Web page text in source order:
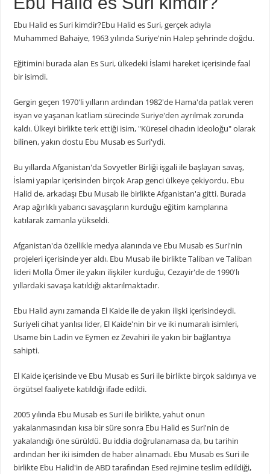
Ebu Halid es Suri kimdir?Ebu Halid es Suri, gerçek adıyla
Muhammed Bahaiye, 1963 yılında Suriye'nin Halep şehrinde doğdu.
Eğitimini burada alan Es Suri, ülkedeki İslami hareket içerisinde faal
bir isimdi.
Gergin geçen 1970'li yılların ardından 1982'de Hama'da patlak veren
isyan ve yaşanan katliam sürecinde Suriye'den ayrılmak zorunda
kaldı. Ülkeyi birlikte terk ettiği isim, "Küresel cihadın ideoloğu" olarak
bilinen, yakın dostu Ebu Musab es Suri'ydi.
Bu yıllarda Afganistan'da Sovyetler Birliği işgali ile başlayan savaş,
İslami yapılar içerisinden birçok Arap genci ülkeye çekiyordu. Ebu
Halid de, arkadaşı Ebu Musab ile birlikte Afganistan'a gitti. Burada
Arap ağırlıklı yabancı savaşçıların kurduğu eğitim kamplarına
katılarak zamanla yükseldi.
Afganistan'da özellikle medya alanında ve Ebu Musab es Suri'nin
projeleri içerisinde yer aldı. Ebu Musab ile birlikte Taliban ve Taliban
lideri Molla Ömer ile yakın ilişkiler kurduğu, Cezayir'de de 1990'lı
yıllardaki savaşa katıldığı aktarılmaktadır.
Ebu Halid aynı zamanda El Kaide ile de yakın ilişki içerisindeydi.
Suriyeli cihat yanlısı lider, El Kaide'nin bir ve iki numaralı isimleri,
Usame bin Ladin ve Eymen ez Zevahiri ile yakın bir bağlantıya
sahipti.
El Kaide içerisinde ve Ebu Musab es Suri ile birlikte birçok saldırıya ve
örgütsel faaliyete katıldığı ifade edildi.
2005 yılında Ebu Musab es Suri ile birlikte, yahut onun
yakalanmasından kısa bir süre sonra Ebu Halid es Suri'nin de
yakalandığı öne sürüldü. Bu iddia doğrulanamasa da, bu tarihin
ardından her iki isimden de haber alınamadı. Ebu Musab es Suri ile
birlikte Ebu Halid'in de ABD tarafından Esed rejimine teslim edildiği,